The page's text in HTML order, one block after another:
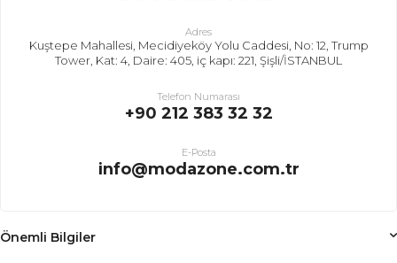
Adres
Kuştepe Mahallesi, Mecidiyeköy Yolu Caddesi, No: 12, Trump
Tower, Kat: 4, Daire: 405, iç kapı: 221, Şişli/İSTANBUL
Telefon Numarası
+90 212 383 32 32
E-Posta
info@modazone.com.tr
Önemli Bilgiler